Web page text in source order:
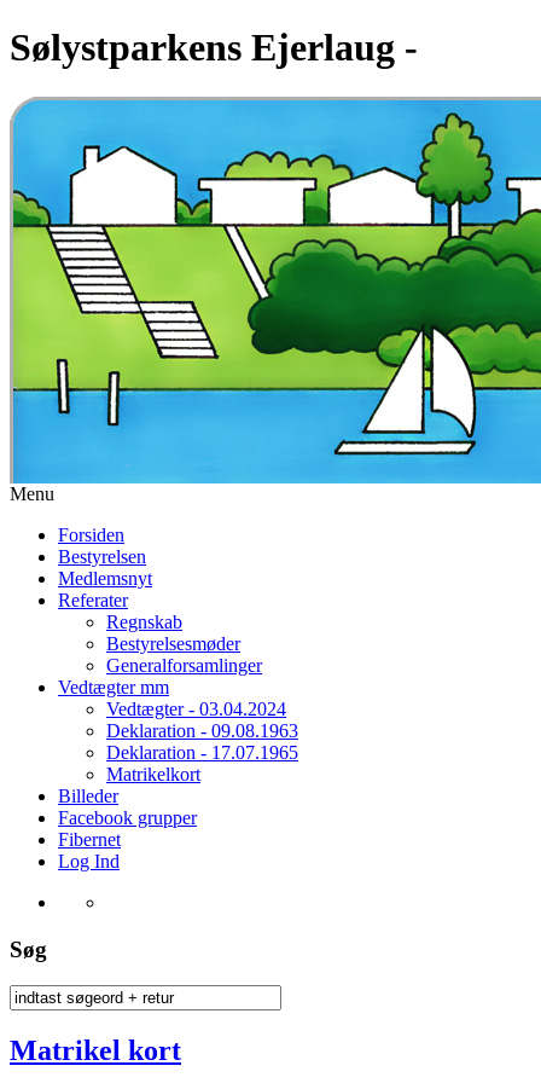
Sølystparkens Ejerlaug -
Menu
Forsiden
Bestyrelsen
Medlemsnyt
Referater
Regnskab
Bestyrelsesmøder
Generalforsamlinger
Vedtægter mm
Vedtægter - 03.04.2024
Deklaration - 09.08.1963
Deklaration - 17.07.1965
Matrikelkort
Billeder
Facebook grupper
Fibernet
Log Ind
Søg
Matrikel kort